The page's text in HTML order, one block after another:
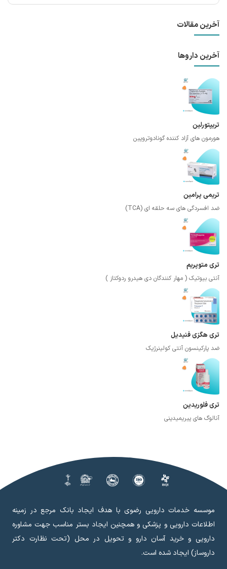
آخرین مقالات
آخرین داروها
تریپتورلین
هورمون های آزاد کننده گونادوتروپین
تریمی پرامین
ضد افسردگی های سه حلقه ای (TCA)
تری متوپریم
آنتی بیوتیک ( مهار کنندگان دی هیدرو ردوکتاز )
تری هگزی فنیدیل
ضد پارکینسون آنتی کولینرژیک
تری فلوریدین
آنالوگ های پیریمیدینی
موسسه خدمات دارویی رضوی با هدف ایجاد بانک مرجع در زمینه
اطلاعات دارویی و پزشکی و همچنین ایجاد بستر مناسب جهت مشاوره
دارویی و خرید آسان دارو و تحویل در محل (تحت نظارت دکتر
داروساز) ایجاد شده است.